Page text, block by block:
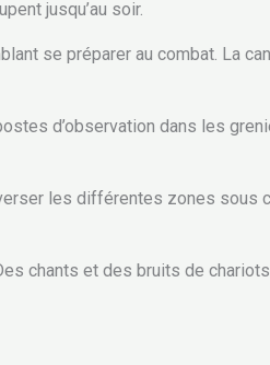
jusqu’au soir.
se préparer au combat. La
d’observation dans les
les différentes zones sous
chants et des bruits de